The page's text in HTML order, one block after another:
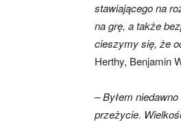
stawiającego na
na grę, a także
cieszymy się, że
Herthy, Benjamin
– Byłem
przeżycie.